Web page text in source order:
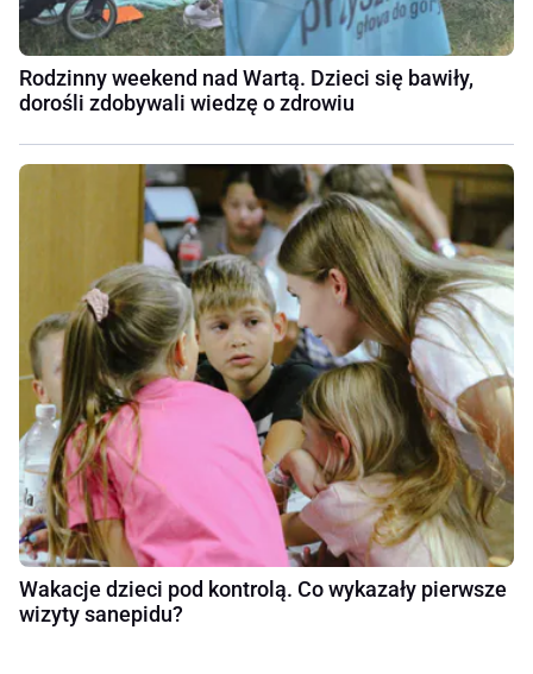
Rodzinny weekend nad Wartą. Dzieci się bawiły,
dorośli zdobywali wiedzę o zdrowiu
Wakacje dzieci pod kontrolą. Co wykazały pierwsze
wizyty sanepidu?